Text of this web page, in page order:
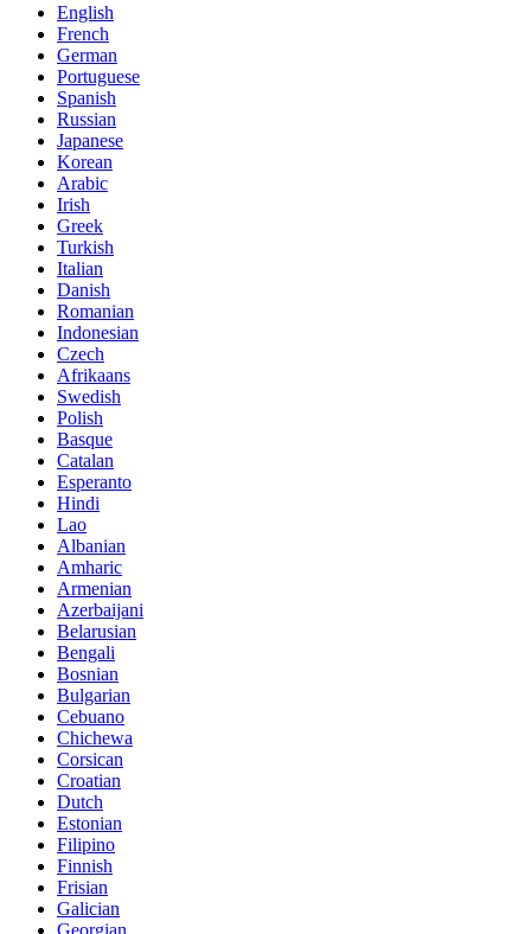
English
French
German
Portuguese
Spanish
Russian
Japanese
Korean
Arabic
Irish
Greek
Turkish
Italian
Danish
Romanian
Indonesian
Czech
Afrikaans
Swedish
Polish
Basque
Catalan
Esperanto
Hindi
Lao
Albanian
Amharic
Armenian
Azerbaijani
Belarusian
Bengali
Bosnian
Bulgarian
Cebuano
Chichewa
Corsican
Croatian
Dutch
Estonian
Filipino
Finnish
Frisian
Galician
Georgian